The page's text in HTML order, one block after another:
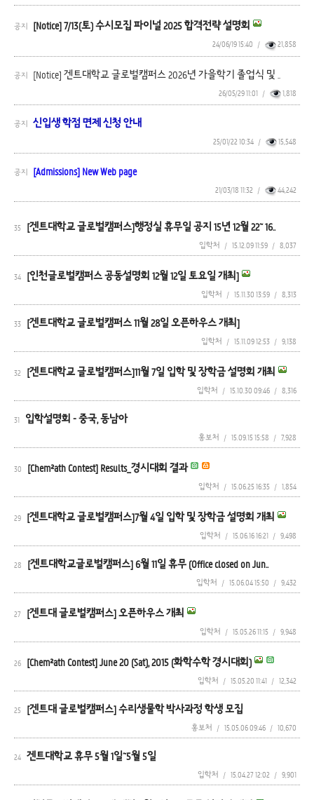
공지 [Notice] 7/13(토) 수시모집 파이널 2025 합격전략 설명회
24/06/19 15:40 / 21,858
공지 [Notice] 겐트대학교 글로벌캠퍼스 2026년 가을학기 졸업식 및 ..
26/05/29 11:01 / 1,818
공지 신입생 학점 면제 신청 안내
25/01/22 10:34 / 15,548
공지 [Admissions] New Web page
21/03/18 11:32 / 44,242
35 [겐트대학교 글로벌캠퍼스]행정실 휴무일 공지 15년 12월 22~ 16..
입학처 / 15.12.09 11:59 / 8,037
34 [인천글로벌캠퍼스 공동설명회 12월 12일 토요일 개최]
입학처 / 15.11.30 13:59 / 8,313
33 [겐트대학교 글로벌캠퍼스 11월 28일 오픈하우스 개최]
입학처 / 15.11.09 12:53 / 9,138
32 [겐트대학교 글로벌캠퍼스]11월 7일 입학 및 장학금 설명회 개최
입학처 / 15.10.30 09:46 / 8,316
31 입학설명회 - 중국, 동남아
홍보처 / 15.09.15 15:58 / 7,928
30 [Chem²ath Contest] Results_경시대회 결과
입학처 / 15.06.25 16:35 / 1,854
29 [겐트대학교 글로벌캠퍼스]7월 4일 입학 및 장학금 설명회 개최
입학처 / 15.06.16 16:21 / 9,498
28 [겐트대학교글로벌캠퍼스] 6월 11일 휴무 (Office closed on Jun..
입학처 / 15.06.04 15:50 / 9,432
27 [겐트대 글로벌캠퍼스] 오픈하우스 개최
입학처 / 15.05.26 11:15 / 9,948
26 [Chem²ath Contest] June 20 (Sat), 2015 (화학수학 경시대회)
입학처 / 15.05.20 11:41 / 12,342
25 [겐트대 글로벌캠퍼스] 수리생물학 박사과정 학생 모집
홍보처 / 15.05.06 09:46 / 10,670
24 겐트대학교 휴무 5월 1일~5월 5일
입학처 / 15.04.27 12:02 / 9,901